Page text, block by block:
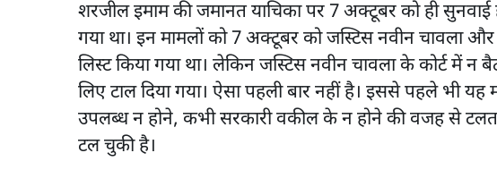
शरजील इमाम की जमानत याचिका पर 7 अक्टूबर को ही सुनवाई
गया था। इन मामलों को 7 अक्टूबर को जस्टिस नवीन चावला
लिस्ट किया गया था। लेकिन जस्टिस नवीन चावला के कोर्ट में
लिए टाल दिया गया। ऐसा पहली बार नहीं है। इससे पहले भी
उपलब्ध न होने, कभी सरकारी वकील के न होने की वजह से टलता
टल चुकी है।